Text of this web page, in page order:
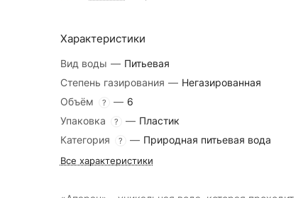
Характеристики
Вид воды — Питьевая
Степень газирования — Негазированная
Объём
? — 6
Упаковка
? — Пластик
Категория
? — Природная питьевая вода
Все характеристики